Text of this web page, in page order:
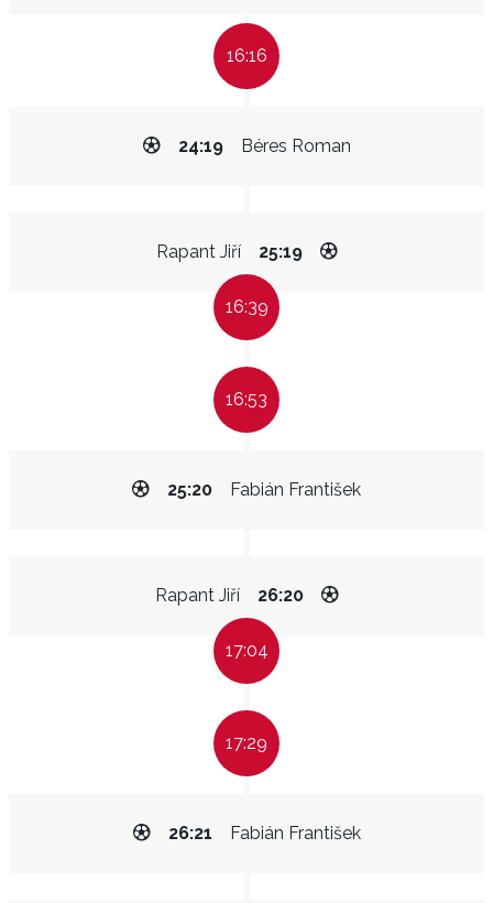
16:16
Béres Roman
24:19
Rapant Jiří 25:19
16:39
16:53
Fabián František
25:20
Rapant Jiří 26:20
17:04
17:29
Fabián František
26:21